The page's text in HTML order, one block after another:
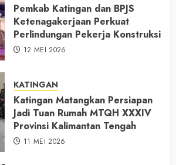
Pemkab Katingan dan BPJS
Ketenagakerjaan Perkuat
Perlindungan Pekerja Konstruksi
12 MEI 2026
KATINGAN
Katingan Matangkan Persiapan
Jadi Tuan Rumah MTQH XXXIV
Provinsi Kalimantan Tengah
11 MEI 2026